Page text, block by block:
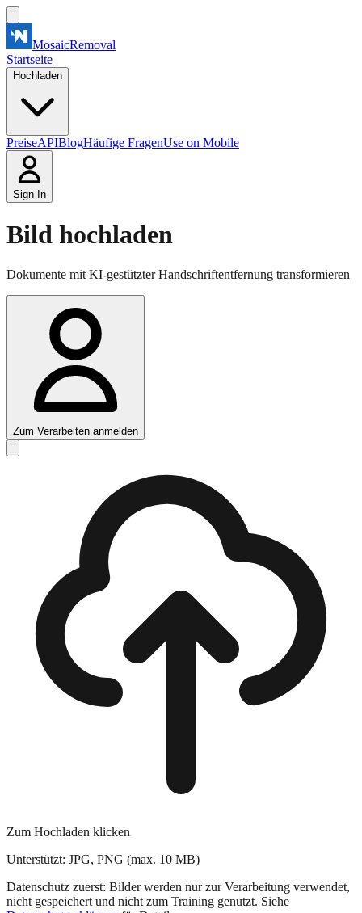
MosaicRemoval
Startseite
Hochladen
PreiseAPIBlogHäufige FragenUse on Mobile
Sign In
Bild hochladen
Dokumente mit KI-gestützter Handschriftentfernung transformieren
Zum Verarbeiten anmelden
Zum Hochladen klicken
Unterstützt: JPG, PNG (max. 10 MB)
Datenschutz zuerst: Bilder werden nur zur Verarbeitung verwendet,
nicht gespeichert und nicht zum Training genutzt. Siehe